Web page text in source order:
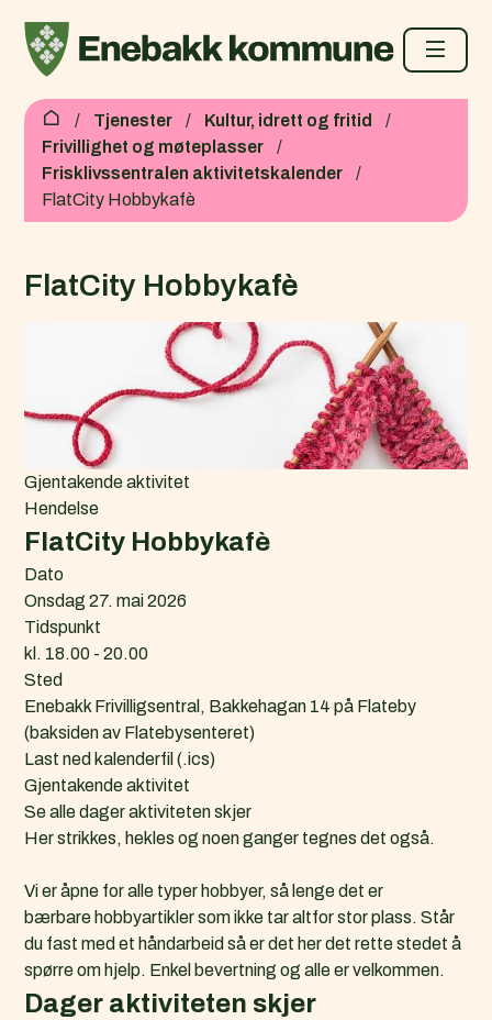
Du er her:Tjenester
Kultur, idrett og fritid
Frivillighet og møteplasser
Frisklivssentralen aktivitetskalender
FlatCity Hobbykafè
FlatCity Hobbykafè
Gjentakende aktivitet
Hendelse
FlatCity Hobbykafè
Dato
Onsdag 27. mai 2026
Tidspunkt
kl. 18.00 - 20.00
Sted
Enebakk Frivilligsentral, Bakkehagan 14 på Flateby
(baksiden av Flatebysenteret)
L
a
s
t
e
d
k
a
l
Last ned kalenderfil (.ics)
Gjentakende aktivitet
Se alle dager aktiviteten skjer
Her strikkes, hekles og noen ganger tegnes det også.
Vi er åpne for alle typer hobbyer, så lenge det er
bærbare hobbyartikler som ikke tar altfor stor plass. Står
du fast med et håndarbeid så er det her det rette stedet å
spørre om hjelp. Enkel bevertning og alle er velkommen.
Dager aktiviteten skjer